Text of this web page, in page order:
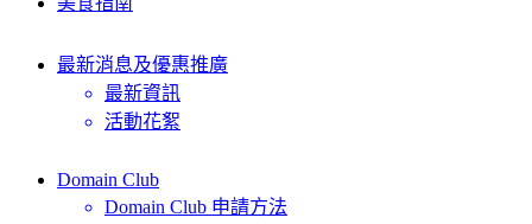
最新消息及優惠推廣
最新資訊
活動花絮
Domain Club
Domain Club 申請方法